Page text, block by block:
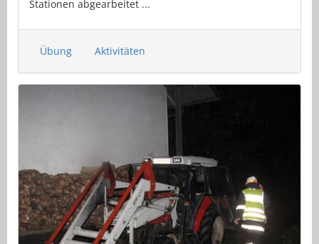
Stationen abgearbeitet ...
Übung Aktivitäten